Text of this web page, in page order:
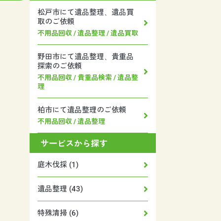
松戸市にて遺品整理、遺品買
取のご依頼
不用品回収 / 遺品整理 / 遺品買取
野田市にて遺品整理、貴重品
探索のご依頼
不用品回収 / 貴重品検索 / 遺品整
理
柏市にて遺品整理のご依頼
不用品回収 / 遺品整理
サービスから探す
庭木伐採 (1)
遺品整理 (43)
特殊清掃 (6)